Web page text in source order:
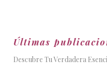
Últimas
Descubre Tu Verdadera